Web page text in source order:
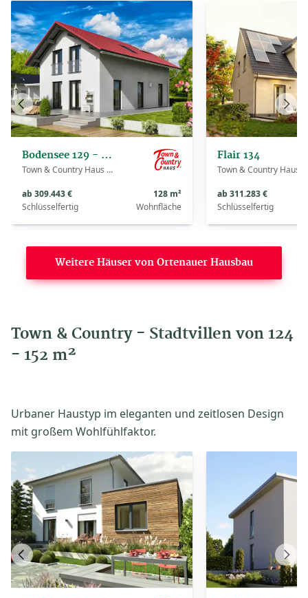
Bodensee 129 - Süd
Town & Country Haus Deutschland
ab 309.443 €
Schlüsselfertig
128 m²
Wohnfläche
Flair 134
ab 311.283 €
Schlüsselfertig
Vorheriges
Haus
Haus
Weitere Häuser von Ortenauer Hausbau
Town & Country - Stadtvillen von 124
- 152 m²
Urbaner Haustyp im eleganten und zeitlosen Design
mit großem Wohlfühlfaktor.
Vorheriges
Haus
Haus